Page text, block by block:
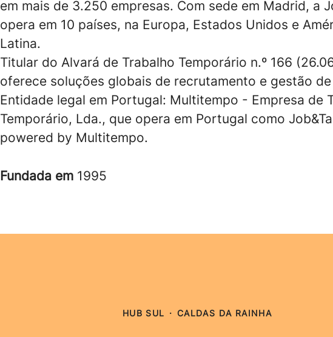
em mais de 3.250 empresas. Com sede em Madrid, a
opera em 10 países, na Europa, Estados Unidos e
Latina.
Titular do Alvará de Trabalho Temporário n.º 166
oferece soluções globais de recrutamento e gestão
Entidade legal em Portugal: Multitempo - Empresa de
Temporário, Lda., que opera em Portugal como
powered by Multitempo.
Fundada em 1995
HUB SUL · CALDAS DA RAINHA